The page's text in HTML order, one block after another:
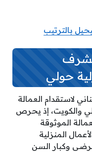
بالترتيب
حولي
لاستقدام العمالة
والكويت، إذ يحرص
الموثوقة
المنزلية
وكبار السن